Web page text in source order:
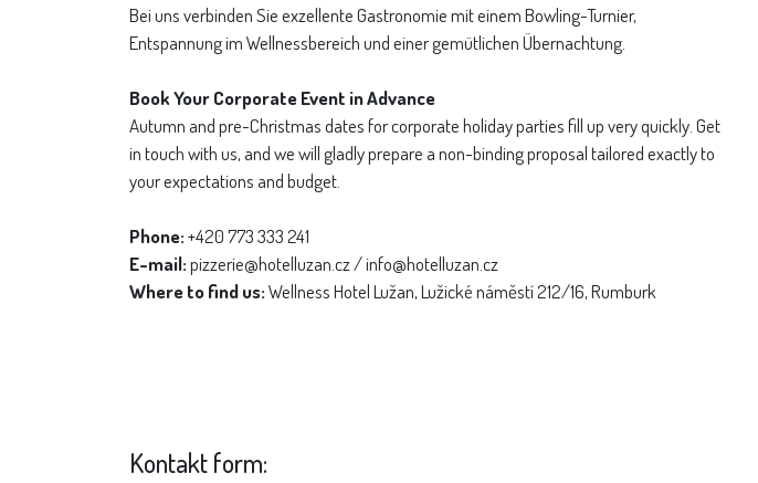
Bei uns verbinden Sie exzellente Gastronomie mit einem Bowling-Turnier,
Entspannung im Wellnessbereich und einer gemütlichen Übernachtung.
Book Your Corporate Event in Advance
Autumn and pre-Christmas dates for corporate holiday parties fill up very quickly. Get
in touch with us, and we will gladly prepare a non-binding proposal tailored exactly to
your expectations and budget.
Phone:+420 773 333 241
E-mail:pizzerie@hotelluzan.cz / info@hotelluzan.cz
Where to find us:Wellness Hotel Lužan, Lužické náměstí 212/16, Rumburk
Kontakt form: